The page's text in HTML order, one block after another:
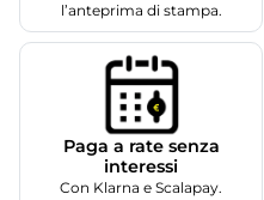
l’anteprima di stampa.
Paga a rate senza
interessi
Con Klarna e Scalapay.